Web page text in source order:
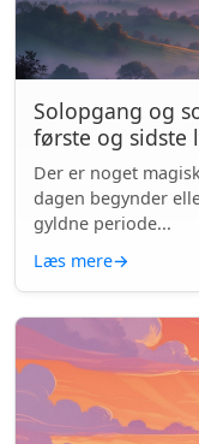
Solopgang og
første og sidste
Der er noget
dagen begynder
gyldne periode...
Læs mere→